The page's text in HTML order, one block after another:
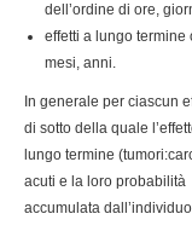
dell’ordine di ore,
effetti a lungo
mesi, anni.
In generale per ciascun
di sotto della quale
lungo termine
acuti e la loro
accumulata